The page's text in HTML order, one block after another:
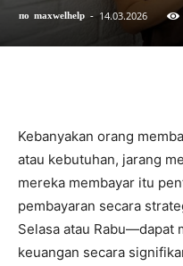
по maxwelhelp - 14.03.2026
Kebanyakan orang
atau kebutuhan, jarang
mereka membayar itu
pembayaran secara
Selasa atau Rabu—dapat
keuangan secara